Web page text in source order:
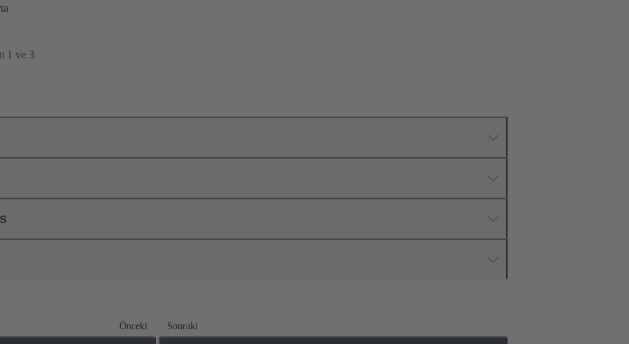
1 ve 3
Önceki Sonraki